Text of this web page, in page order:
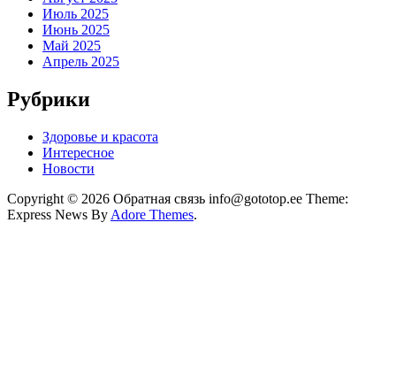
Июль 2025
Июнь 2025
Май 2025
Апрель 2025
Рубрики
Здоровье и красота
Интересное
Новости
Copyright © 2026 Обратная связь info@gototop.ee Theme:
Express News By Adore Themes.